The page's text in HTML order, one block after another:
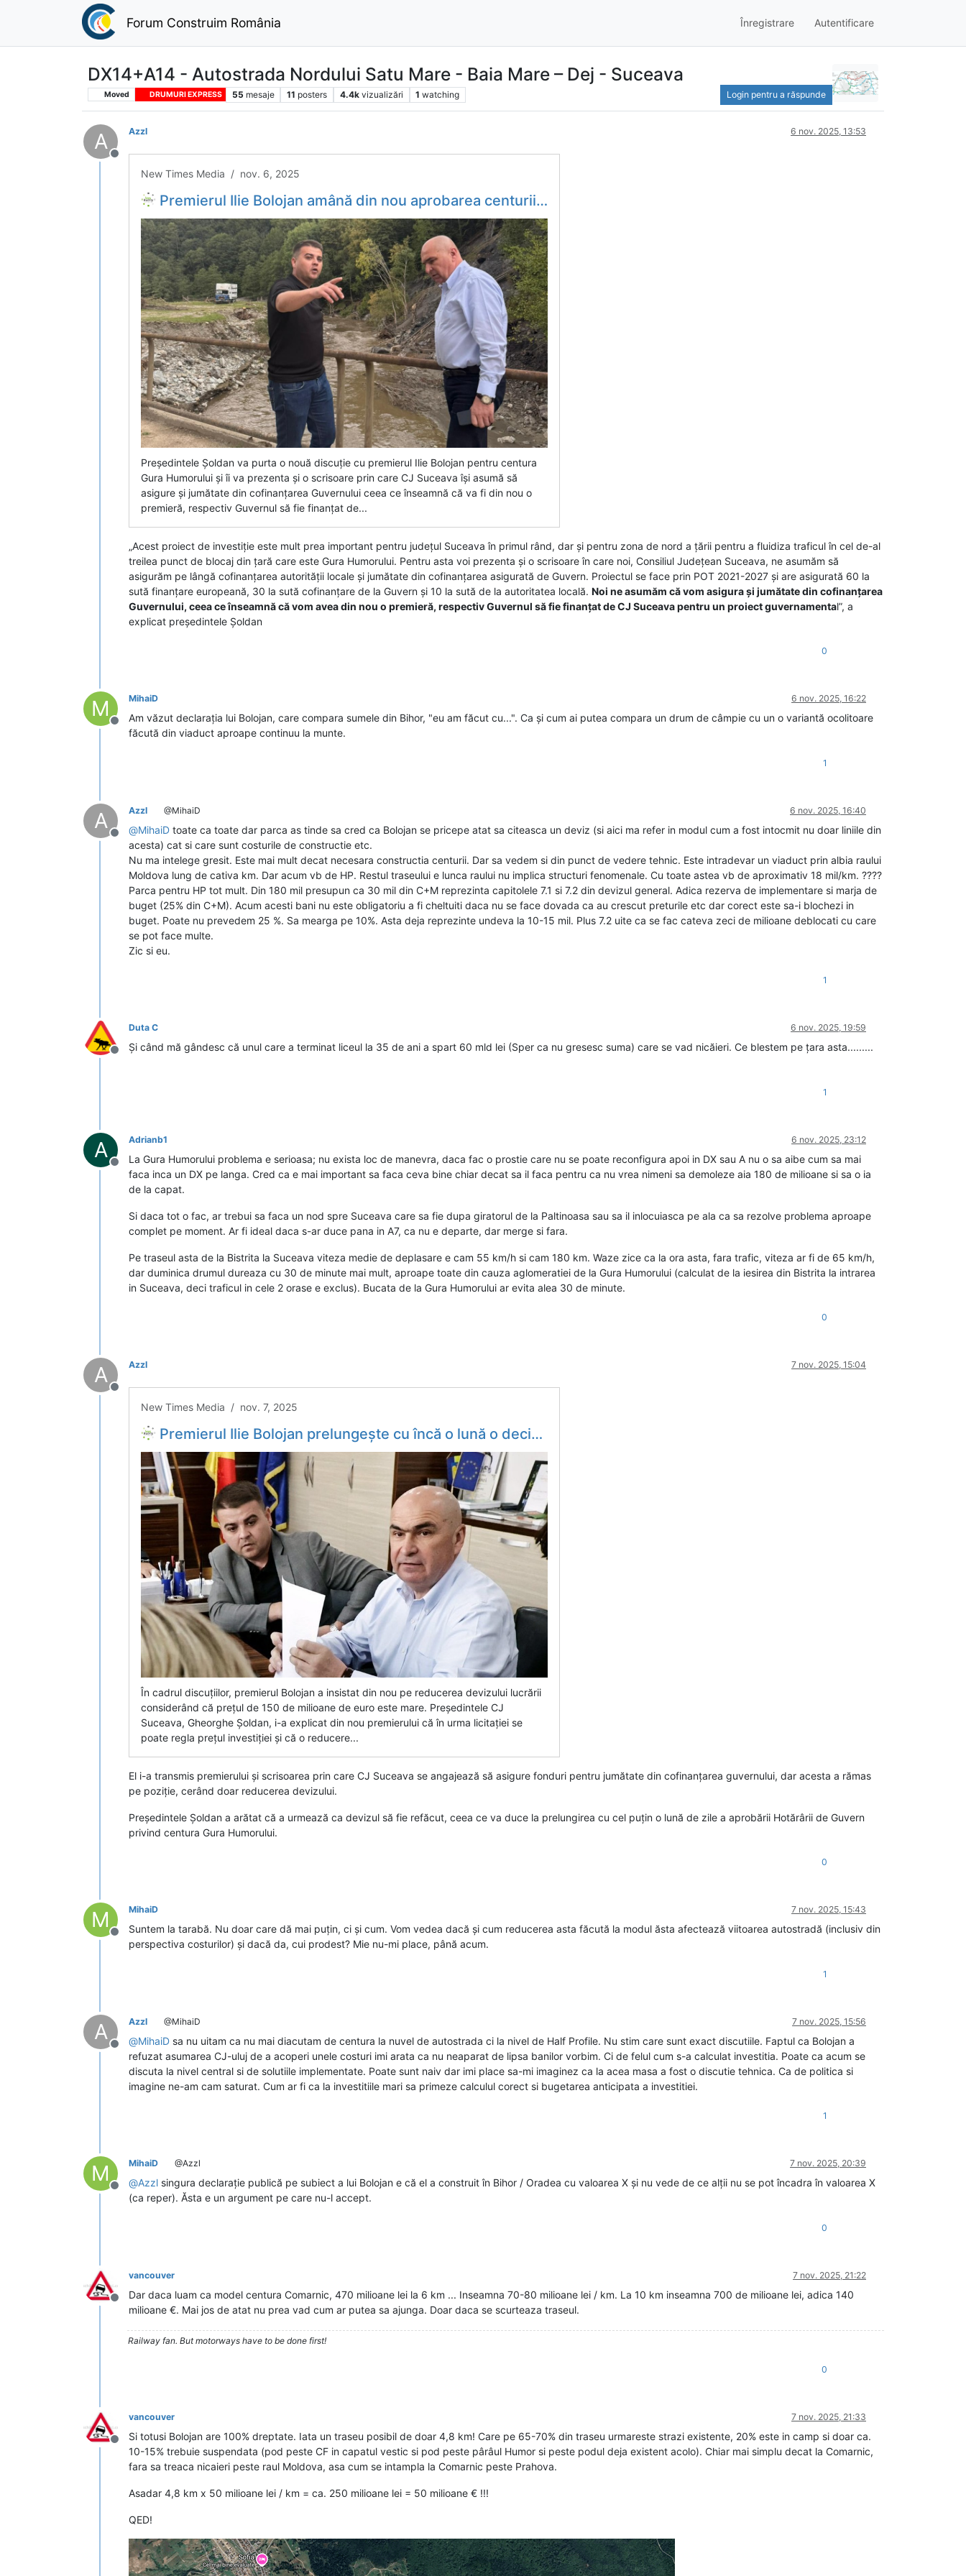
Forum Construim România Înregistrare Autentificare
DX14+A14 - Autostrada Nordului Satu Mare - Baia Mare – Dej - Suceava
Moved DRUMURI EXPRESS 55 mesaje 11 posters 4.4k vizualizări 1 watching Login pentru a răspunde
A
Deconectat
Azzl 6 nov. 2025, 13:53
New Times Media / nov. 6, 2025
Premierul Ilie Bolojan amână din nou aprobarea centurii Gura Humorului și se întâlnește iar cu Gheorghe Șoldan pentru a-i explica proiectul
Președintele Șoldan va purta o nouă discuție cu premierul Ilie Bolojan pentru centura
Gura Humorului și îi va prezenta și o scrisoare prin care CJ Suceava își asumă să
asigure și jumătate din cofinanțarea Guvernului ceea ce înseamnă că va fi din nou o
premieră, respectiv Guvernul să fie finanțat de...
„Acest proiect de investiție este mult prea important pentru județul Suceava în primul rând, dar și pentru zona de nord a țării pentru a fluidiza traficul în cel de-al
treilea punct de blocaj din țară care este Gura Humorului. Pentru asta voi prezenta și o scrisoare în care noi, Consiliul Județean Suceava, ne asumăm să
asigurăm pe lângă cofinanțarea autorității locale și jumătate din cofinanțarea asigurată de Guvern. Proiectul se face prin POT 2021-2027 și are asigurată 60 la
sută finanțare europeană, 30 la sută cofinanțare de la Guvern și 10 la sută de la autoritatea locală. Noi ne asumăm că vom asigura și jumătate din cofinanțarea
Guvernului, ceea ce înseamnă că vom avea din nou o premieră, respectiv Guvernul să fie finanțat de CJ Suceava pentru un proiect guvernamental”, a
explicat președintele Șoldan
0
M
Deconectat
MihaiD 6 nov. 2025, 16:22
Am văzut declarația lui Bolojan, care compara sumele din Bihor, "eu am făcut cu...". Ca și cum ai putea compara un drum de câmpie cu un o variantă ocolitoare
făcută din viaduct aproape continuu la munte.
1
A
Deconectat
Azzl @MihaiD 6 nov. 2025, 16:40
@MihaiD toate ca toate dar parca as tinde sa cred ca Bolojan se pricepe atat sa citeasca un deviz (si aici ma refer in modul cum a fost intocmit nu doar liniile din
acesta) cat si care sunt costurile de constructie etc.
Nu ma intelege gresit. Este mai mult decat necesara constructia centurii. Dar sa vedem si din punct de vedere tehnic. Este intradevar un viaduct prin albia raului
Moldova lung de cativa km. Dar acum vb de HP. Restul traseului e lunca raului nu implica structuri fenomenale. Cu toate astea vb de aproximativ 18 mil/km. ????
Parca pentru HP tot mult. Din 180 mil presupun ca 30 mil din C+M reprezinta capitolele 7.1 si 7.2 din devizul general. Adica rezerva de implementare si marja de
buget (25% din C+M). Acum acesti bani nu este obligatoriu a fi cheltuiti daca nu se face dovada ca au crescut preturile etc dar corect este sa-i blochezi in
buget. Poate nu prevedem 25 %. Sa mearga pe 10%. Asta deja reprezinte undeva la 10-15 mil. Plus 7.2 uite ca se fac cateva zeci de milioane deblocati cu care
se pot face multe.
Zic si eu.
1
Deconectat
Duta C 6 nov. 2025, 19:59
Și când mă gândesc că unul care a terminat liceul la 35 de ani a spart 60 mld lei (Sper ca nu gresesc suma) care se vad nicăieri. Ce blestem pe țara asta.........
1
A
Deconectat
Adrianb1 6 nov. 2025, 23:12
La Gura Humorului problema e serioasa; nu exista loc de manevra, daca fac o prostie care nu se poate reconfigura apoi in DX sau A nu o sa aibe cum sa mai
faca inca un DX pe langa. Cred ca e mai important sa faca ceva bine chiar decat sa il faca pentru ca nu vrea nimeni sa demoleze aia 180 de milioane si sa o ia
de la capat.
Si daca tot o fac, ar trebui sa faca un nod spre Suceava care sa fie dupa giratorul de la Paltinoasa sau sa il inlocuiasca pe ala ca sa rezolve problema aproape
complet pe moment. Ar fi ideal daca s-ar duce pana in A7, ca nu e departe, dar merge si fara.
Pe traseul asta de la Bistrita la Suceava viteza medie de deplasare e cam 55 km/h si cam 180 km. Waze zice ca la ora asta, fara trafic, viteza ar fi de 65 km/h,
dar duminica drumul dureaza cu 30 de minute mai mult, aproape toate din cauza aglomeratiei de la Gura Humorului (calculat de la iesirea din Bistrita la intrarea
in Suceava, deci traficul in cele 2 orase e exclus). Bucata de la Gura Humorului ar evita alea 30 de minute.
0
A
Deconectat
Azzl 7 nov. 2025, 15:04
New Times Media / nov. 7, 2025
Premierul Ilie Bolojan prelungește cu încă o lună o decizie privind centura Gura Humorului
În cadrul discuțiilor, premierul Bolojan a insistat din nou pe reducerea devizului lucrării
considerând că prețul de 150 de milioane de euro este mare. Președintele CJ
Suceava, Gheorghe Șoldan, i-a explicat din nou premierului că în urma licitației se
poate regla prețul investiției și că o reducere...
El i-a transmis premierului și scrisoarea prin care CJ Suceava se angajează să asigure fonduri pentru jumătate din cofinanțarea guvernului, dar acesta a rămas
pe poziție, cerând doar reducerea devizului.
Președintele Șoldan a arătat că a urmează ca devizul să fie refăcut, ceea ce va duce la prelungirea cu cel puțin o lună de zile a aprobării Hotărârii de Guvern
privind centura Gura Humorului.
0
M
Deconectat
MihaiD 7 nov. 2025, 15:43
Suntem la tarabă. Nu doar care dă mai puțin, ci și cum. Vom vedea dacă și cum reducerea asta făcută la modul ăsta afectează viitoarea autostradă (inclusiv din
perspectiva costurilor) și dacă da, cui prodest? Mie nu-mi place, până acum.
1
A
Deconectat
Azzl @MihaiD 7 nov. 2025, 15:56
@MihaiD sa nu uitam ca nu mai diacutam de centura la nuvel de autostrada ci la nivel de Half Profile. Nu stim care sunt exact discutiile. Faptul ca Bolojan a
refuzat asumarea CJ-uluj de a acoperi unele costuri imi arata ca nu neaparat de lipsa banilor vorbim. Ci de felul cum s-a calculat investitia. Poate ca acum se
discuta la nivel central si de solutiile implementate. Poate sunt naiv dar imi place sa-mi imaginez ca la acea masa a fost o discutie tehnica. Ca de politica si
imagine ne-am cam saturat. Cum ar fi ca la investitiile mari sa primeze calculul corect si bugetarea anticipata a investitiei.
1
M
Deconectat
MihaiD @Azzl 7 nov. 2025, 20:39
@Azzl singura declarație publică pe subiect a lui Bolojan e că el a construit în Bihor / Oradea cu valoarea X și nu vede de ce alții nu se pot încadra în valoarea X
(ca reper). Ăsta e un argument pe care nu-l accept.
0
Deconectat
vancouver 7 nov. 2025, 21:22
Dar daca luam ca model centura Comarnic, 470 milioane lei la 6 km ... Inseamna 70-80 milioane lei / km. La 10 km inseamna 700 de milioane lei, adica 140
milioane €. Mai jos de atat nu prea vad cum ar putea sa ajunga. Doar daca se scurteaza traseul.
Railway fan. But motorways have to be done first!
0
Deconectat
vancouver 7 nov. 2025, 21:33
Si totusi Bolojan are 100% dreptate. Iata un traseu posibil de doar 4,8 km! Care pe 65-70% din traseu urmareste strazi existente, 20% este in camp si doar ca.
10-15% trebuie suspendata (pod peste CF in capatul vestic si pod peste pârâul Humor si peste podul deja existent acolo). Chiar mai simplu decat la Comarnic,
fara sa treaca nicaieri peste raul Moldova, asa cum se intampla la Comarnic peste Prahova.
Asadar 4,8 km x 50 milioane lei / km = ca. 250 milioane lei = 50 milioane € !!!
QED!